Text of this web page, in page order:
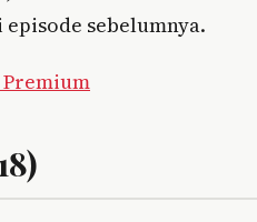
sebelumnya.
Premium